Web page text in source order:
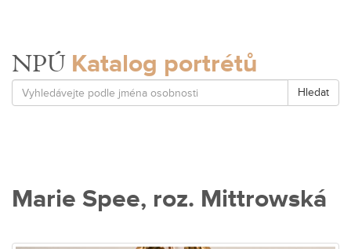
NPÚ Katalog portrétů
Hledat
Marie Spee, roz. Mittrowská